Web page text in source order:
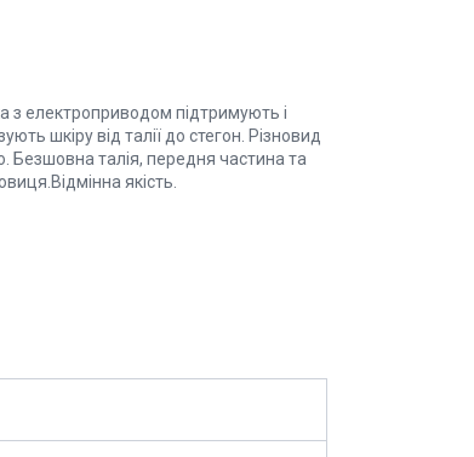
з електроприводом підтримують і
шкіру від талії до стегон. Різновид
Безшовна талія, передня частина та
якість.